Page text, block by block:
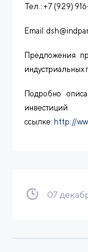
Тел.: +7 (929)
Email :
Предложения
индустриальных
Подробно
ссылке: http://
07